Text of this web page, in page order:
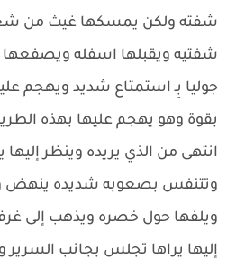
شفته ولكن يمسكها غيث من
شفتيه ويقبلها اسفله ويصفعها
جوليا بِـ استمتاع شديد ويهجم
بقوة وهو يهجم عليها بهذه
انتهى من الذي يريده وينظر إليها
وتتنفس بصعوبه شديده
ويلفها حول خصره ويذهب إلى
إليها يراها تجلس بجانب السرير